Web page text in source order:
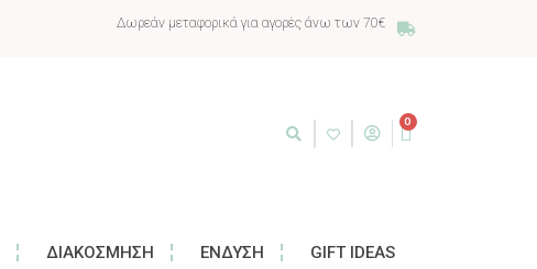
Δωρεάν μεταφορικά για αγορές άνω των 70€
0
ΔΙΑΚΌΣΜΗΣΗ ΈΝΔΥΣΗ GIFT IDEAS